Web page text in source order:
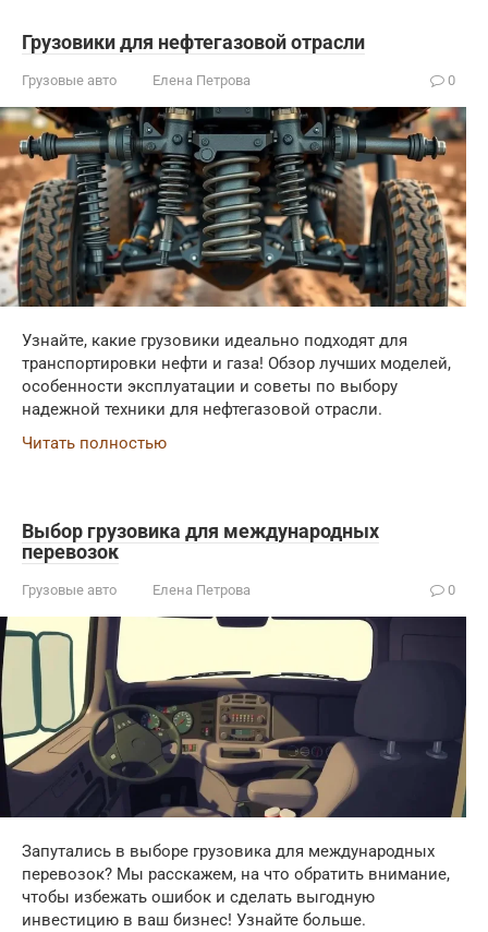
Грузовики для нефтегазовой отрасли
Грузовые авто Елена Петрова 0
Узнайте, какие грузовики идеально подходят для
транспортировки нефти и газа! Обзор лучших моделей,
особенности эксплуатации и советы по выбору
надежной техники для нефтегазовой отрасли.
Читать полностью
Выбор грузовика для международных
перевозок
Грузовые авто Елена Петрова 0
Запутались в выборе грузовика для международных
перевозок? Мы расскажем, на что обратить внимание,
чтобы избежать ошибок и сделать выгодную
инвестицию в ваш бизнес! Узнайте больше.